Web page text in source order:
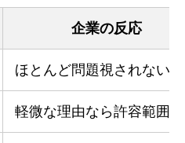
企業の反応
ほとんど問題視されない
軽微な理由なら許容範囲